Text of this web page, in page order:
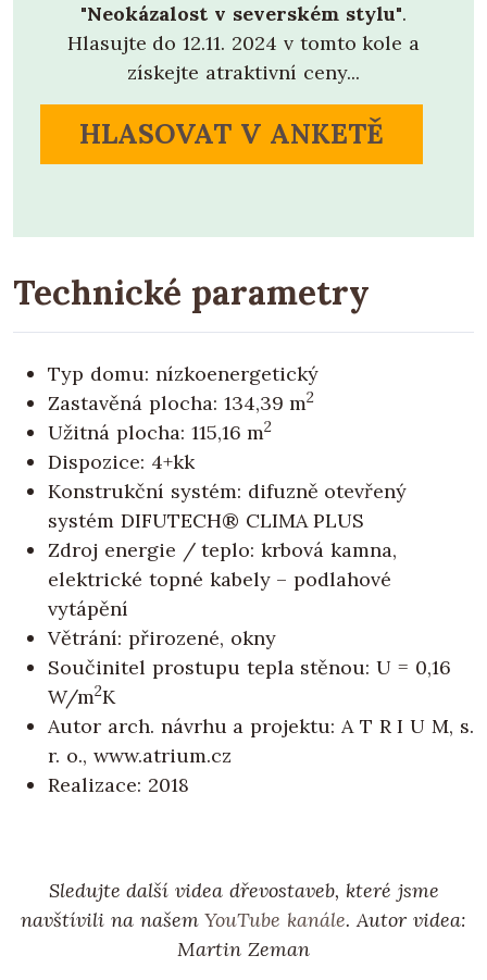
"Neokázalost v severském stylu".
Hlasujte do 12.11. 2024 v tomto kole a
získejte atraktivní ceny...
HLASOVAT V ANKETĚ
Technické parametry
Typ domu: nízkoenergetický
Zastavěná plocha: 134,39 m2
Užitná plocha: 115,16 m2
Dispozice: 4+kk
Konstrukční systém: difuzně otevřený
systém DIFUTECH® CLIMA PLUS
Zdroj energie / teplo: krbová kamna,
elektrické topné kabely – podlahové
vytápění
Větrání: přirozené, okny
Součinitel prostupu tepla stěnou: U = 0,16
W/m2K
Autor arch. návrhu a projektu: A T R I U M, s.
r. o., www.atrium.cz
Realizace: 2018
Sledujte další videa dřevostaveb, které jsme
navštívili na našemYouTube kanále. Autor videa:
Martin Zeman